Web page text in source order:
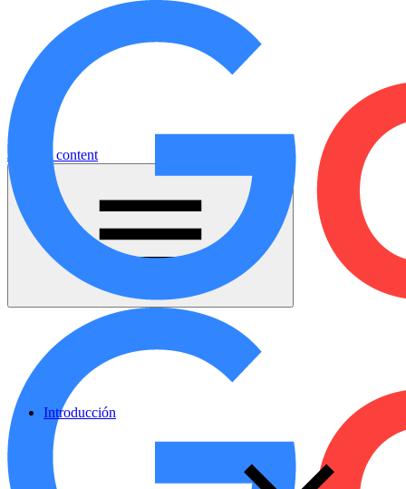
Jump to content
Introducción